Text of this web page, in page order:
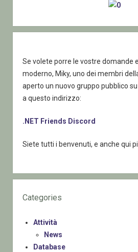
Se volete porre le vostre domande
moderno, Miky, uno dei membri
aperto un nuovo gruppo pubblico
a questo indirizzo:
.NET Friends Discord
Siete tutti i benvenuti, e anche qui
Categories
Attività
News
Database